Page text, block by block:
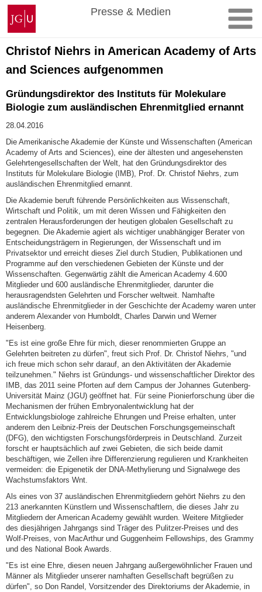
Zum
Inhalt
springen
Johannes
Gutenberg-
Universität
Mainz
Presse & Medien
Christof Niehrs in American Academy of Arts
and Sciences aufgenommen
Gründungsdirektor des Instituts für Molekulare
Biologie zum ausländischen Ehrenmitglied ernannt
28.04.2016
Die Amerikanische Akademie der Künste und Wissenschaften (American
Academy of Arts and Sciences), eine der ältesten und angesehensten
Gelehrtengesellschaften der Welt, hat den Gründungsdirektor des
Instituts für Molekulare Biologie (IMB), Prof. Dr. Christof Niehrs, zum
ausländischen Ehrenmitglied ernannt.
Die Akademie beruft führende Persönlichkeiten aus Wissenschaft,
Wirtschaft und Politik, um mit deren Wissen und Fähigkeiten den
zentralen Herausforderungen der heutigen globalen Gesellschaft zu
begegnen. Die Akademie agiert als wichtiger unabhängiger Berater von
Entscheidungsträgern in Regierungen, der Wissenschaft und im
Privatsektor und erreicht dieses Ziel durch Studien, Publikationen und
Programme auf den verschiedenen Gebieten der Künste und der
Wissenschaften. Gegenwärtig zählt die American Academy 4.600
Mitglieder und 600 ausländische Ehrenmitglieder, darunter die
herausragendsten Gelehrten und Forscher weltweit. Namhafte
ausländische Ehrenmitglieder in der Geschichte der Academy waren unter
anderem Alexander von Humboldt, Charles Darwin und Werner
Heisenberg.
"Es ist eine große Ehre für mich, dieser renommierten Gruppe an
Gelehrten beitreten zu dürfen", freut sich Prof. Dr. Christof Niehrs, "und
ich freue mich schon sehr darauf, an den Aktivitäten der Akademie
teilzunehmen." Niehrs ist Gründungs- und wissenschaftlicher Direktor des
IMB, das 2011 seine Pforten auf dem Campus der Johannes Gutenberg-
Universität Mainz (JGU) geöffnet hat. Für seine Pionierforschung über die
Mechanismen der frühen Embryonalentwicklung hat der
Entwicklungsbiologe zahlreiche Ehrungen und Preise erhalten, unter
anderem den Leibniz-Preis der Deutschen Forschungsgemeinschaft
(DFG), den wichtigsten Forschungsförderpreis in Deutschland. Zurzeit
forscht er hauptsächlich auf zwei Gebieten, die sich beide damit
beschäftigen, wie Zellen ihre Differenzierung regulieren und Krankheiten
vermeiden: die Epigenetik der DNA-Methylierung und Signalwege des
Wachstumsfaktors Wnt.
Als eines von 37 ausländischen Ehrenmitgliedern gehört Niehrs zu den
213 anerkannten Künstlern und Wissenschaftlern, die dieses Jahr zu
Mitgliedern der American Academy gewählt wurden. Weitere Mitglieder
des diesjährigen Jahrgangs sind Träger des Pulitzer-Preises und des
Wolf-Preises, von MacArthur und Guggenheim Fellowships, des Grammy
und des National Book Awards.
"Es ist eine Ehre, diesen neuen Jahrgang außergewöhnlicher Frauen und
Männer als Mitglieder unserer namhaften Gesellschaft begrüßen zu
dürfen", so Don Randel, Vorsitzender des Direktoriums der Akademie, in